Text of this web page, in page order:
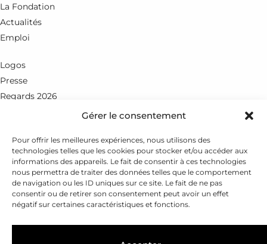
Gérer le consentement
Pour offrir les meilleures expériences, nous utilisons des
technologies telles que les cookies pour stocker et/ou accéder aux
informations des appareils. Le fait de consentir à ces technologies
nous permettra de traiter des données telles que le comportement
de navigation ou les ID uniques sur ce site. Le fait de ne pas
consentir ou de retirer son consentement peut avoir un effet
négatif sur certaines caractéristiques et fonctions.
La Fondation
Actualités
Emploi
Logos
Presse
Regards 2026
Rue du Petit-Chêne 18
+41 21 351 25 55
fondation@leenaards.ch